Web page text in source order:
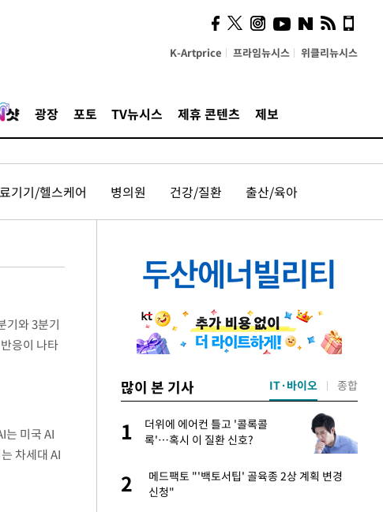
K-Artprice 프라임뉴시스 위클리뉴시스
광장 포토 TV뉴시스 제휴 콘텐츠 제보
기기/헬스케어 병의원 건강/질환 출산/육아
기와 3분기
응이 나타
는 미국 AI
차세대 AI
많이 본 기사
1
더위에 에어컨 틀고 '콜록콜
록'…혹시 이 질환 신호?
2
메드팩토 "'백토서팁' 골육종 2상 계획 변경
신청"
IT·바이오 종합